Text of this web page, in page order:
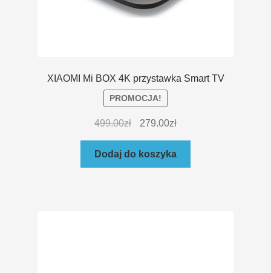
XIAOMI Mi BOX 4K przystawka Smart TV
PROMOCJA!
499.00zł 279.00zł
Dodaj do koszyka